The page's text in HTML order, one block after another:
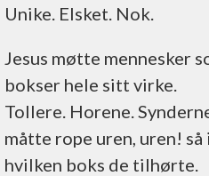
Unike. Elsket. Nok.
Jesus møtte mennesker
bokser hele sitt virke.
Tollere. Horene.
måtte rope uren, uren!
hvilken boks de tilhørte.